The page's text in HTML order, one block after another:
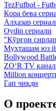
TezFufbol -
Қора бева
Алҳазар
Oydin сериали
"Қўрғон
Муҳташам юз
Bollywood
ZO‘R TV
Million
Гап чиқди
О